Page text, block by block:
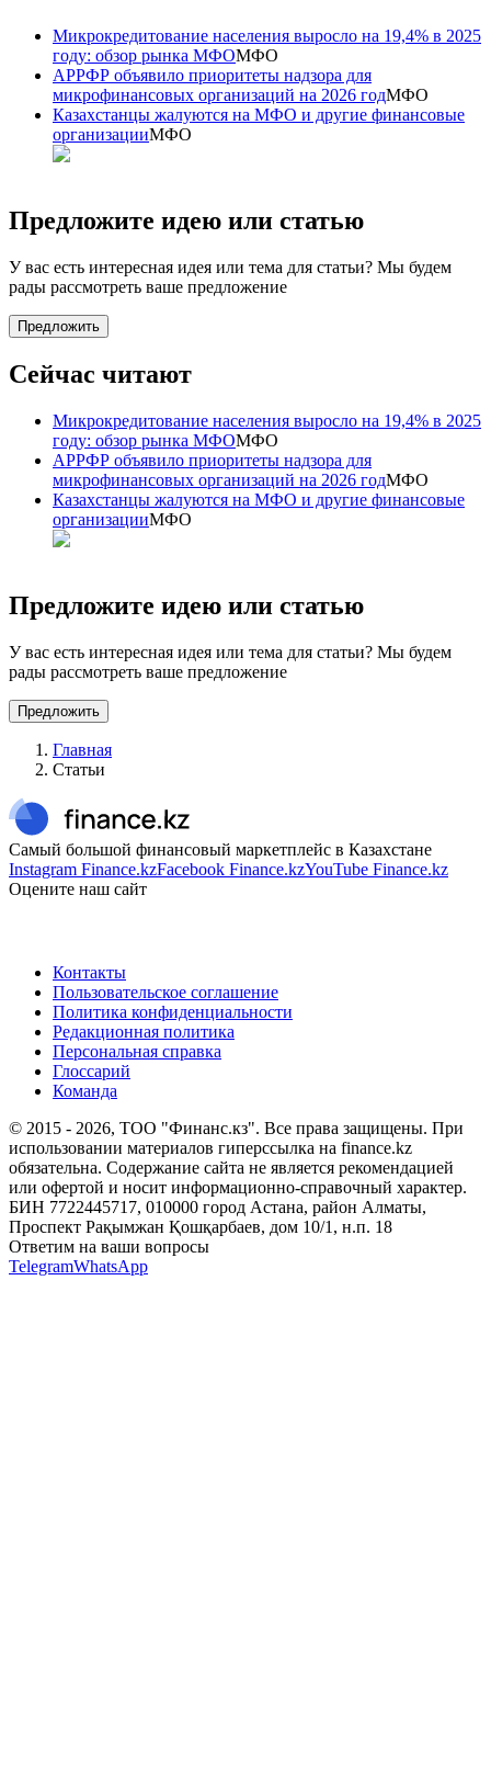
Микрокредитование населения выросло на 19,4% в 2025
году: обзор рынка МФОМФО
АРРФР объявило приоритеты надзора для
микрофинансовых организаций на 2026 годМФО
Казахстанцы жалуются на МФО и другие финансовые
организацииМФО
Предложите идею или статью
У вас есть интересная идея или тема для статьи? Мы будем
рады рассмотреть ваше предложение
Предложить
Сейчас читают
Микрокредитование населения выросло на 19,4% в 2025
году: обзор рынка МФОМФО
АРРФР объявило приоритеты надзора для
микрофинансовых организаций на 2026 годМФО
Казахстанцы жалуются на МФО и другие финансовые
организацииМФО
Предложите идею или статью
У вас есть интересная идея или тема для статьи? Мы будем
рады рассмотреть ваше предложение
Предложить
Главная
Статьи
Самый большой финансовый маркетплейс в Казахстане
Instagram Finance.kzFacebook Finance.kzYouTube Finance.kz
Оцените наш сайт
Контакты
Пользовательское соглашение
Политика конфиденциальности
Редакционная политика
Персональная справка
Глоссарий
Команда
© 2015 - 2026, ТОО "Финанс.кз". Все права защищены. При
использовании материалов гиперссылка на finance.kz
обязательна. Содержание сайта не является рекомендацией
или офертой и носит информационно-справочный характер.
БИН 7722445717, 010000 город Астана, район Алматы,
Проспект Рақымжан Қошқарбаев, дом 10/1, н.п. 18
Ответим на ваши вопросы
TelegramWhatsApp